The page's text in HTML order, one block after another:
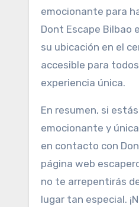
emocionante para
Dont Escape Bilbao
su ubicación en el
accesible para
experiencia única.
En resumen, si
emocionante y
en contacto con
página web
no te arrepentirás
lugar tan especial.